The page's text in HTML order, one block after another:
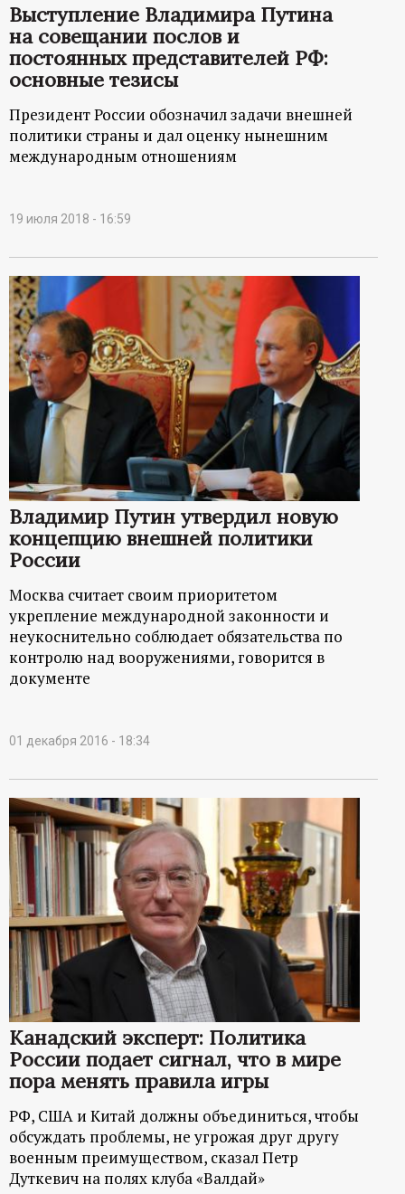
Выступление Владимира Путина
на совещании послов и
постоянных представителей РФ:
основные тезисы
Президент России обозначил задачи внешней
политики страны и дал оценку нынешним
международным отношениям
19 июля 2018 - 16:59
Владимир Путин утвердил новую
концепцию внешней политики
России
Москва считает своим приоритетом
укрепление международной законности и
неукоснительно соблюдает обязательства по
контролю над вооружениями, говорится в
документе
01 декабря 2016 - 18:34
Канадский эксперт: Политика
России подает сигнал, что в мире
пора менять правила игры
РФ, США и Китай должны объединиться, чтобы
обсуждать проблемы, не угрожая друг другу
военным преимуществом, сказал Петр
Дуткевич на полях клуба «Валдай»